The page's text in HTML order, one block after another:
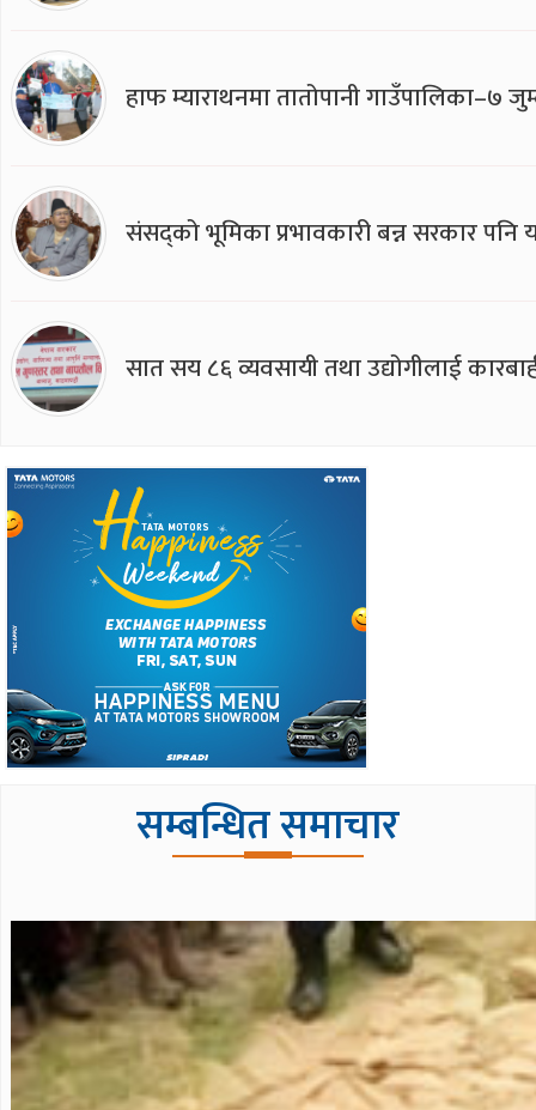
हाफ म्याराथनमा तातोपानी गाउँपालिका–७
संसद्को भूमिका प्रभावकारी बन्न सरकार पनि
सात सय ८६ व्यवसायी तथा उद्योगीलाई
सम्बन्धित समाचार